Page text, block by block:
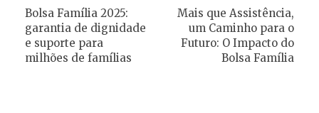
Bolsa Família 2025:
garantia de dignidade
e suporte para
milhões de famílias
Mais que Assistência,
um Caminho para o
Futuro: O Impacto do
Bolsa Família